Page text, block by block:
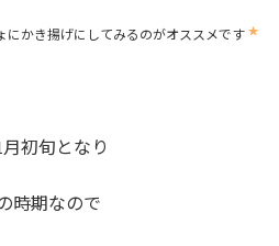
にかき揚げにしてみるのがオススメです ⋆
初旬となり
時期なので